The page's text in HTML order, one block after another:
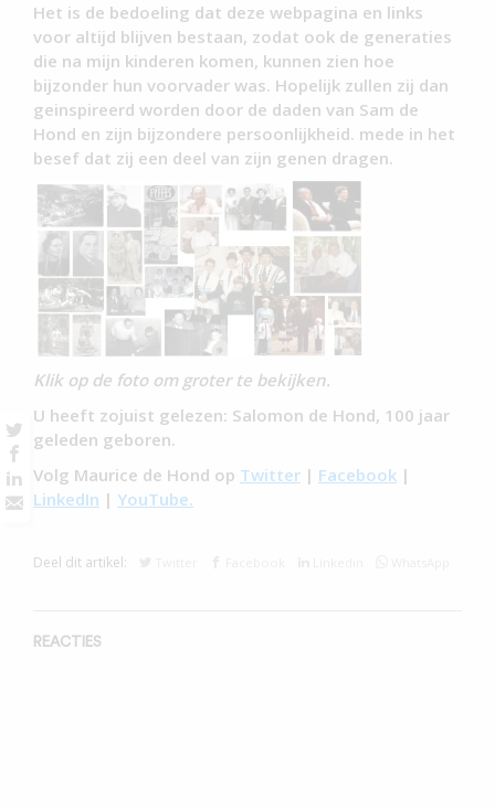
Het is de bedoeling dat deze webpagina en links
voor altijd blijven bestaan, zodat ook de generaties
die na mijn kinderen komen, kunnen zien hoe
bijzonder hun voorvader was. Hopelijk zullen zij dan
geinspireerd worden door de daden van Sam de
Hond en zijn bijzondere persoonlijkheid. mede in het
besef dat zij een deel van zijn genen dragen.
Klik op de foto om groter te bekijken.
U heeft zojuist gelezen: Salomon de Hond, 100 jaar
geleden geboren.
Volg Maurice de Hond op Twitter | Facebook |
LinkedIn | YouTube.
Deel dit artikel:
REACTIES